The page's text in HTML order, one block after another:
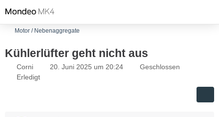
Motor / Nebenaggregate
Kühlerlüfter geht nicht aus
Corni 20. Juni 2025 um 20:24
Geschlossen
Erledigt